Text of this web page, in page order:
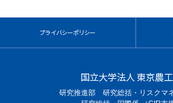
プライバシーポリシー
国立大学法人 東京農
研究推進部 研究総括・リスクマ